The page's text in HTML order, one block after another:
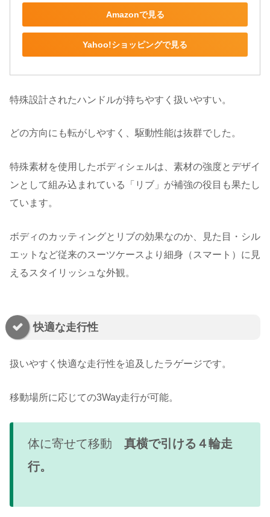
Amazonで見る
Yahoo!ショッピングで見る
特殊設計されたハンドルが持ちやすく扱いやすい。
どの方向にも転がしやすく、駆動性能は抜群でした。
特殊素材を使用したボディシェルは、素材の強度とデザイ
ンとして組み込まれている「リブ」が補強の役目も果たし
ています。
ボディのカッティングとリブの効果なのか、見た目・シル
エットなど従来のスーツケースより細身（スマート）に見
えるスタイリッシュな外観。
快適な走行性
扱いやすく快適な走行性を追及したラゲージです。
移動場所に応じての3Way走行が可能。
体に寄せて移動 真横で引ける４輪走
行。